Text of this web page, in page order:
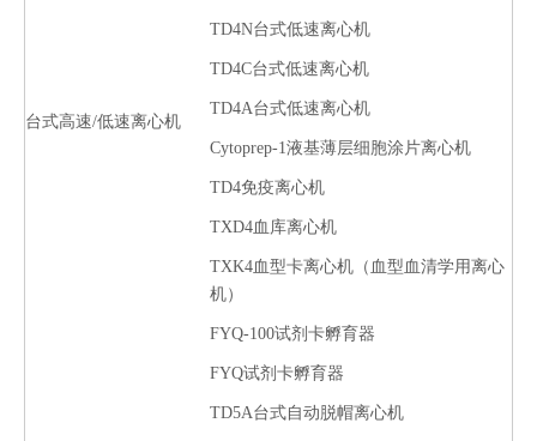
台式高速/低速离心机
TD4N台式低速离心机
TD4C台式低速离心机
TD4A台式低速离心机
Cytoprep-1液基薄层细胞涂片离心机
TD4免疫离心机
TXD4血库离心机
TXK4血型卡离心机（血型血清学用离心
机）
FYQ-100试剂卡孵育器
FYQ试剂卡孵育器
TD5A台式自动脱帽离心机